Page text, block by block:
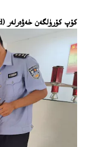
كۆپ كۆرۈلگەن خەۋەرلەر (Most Read)